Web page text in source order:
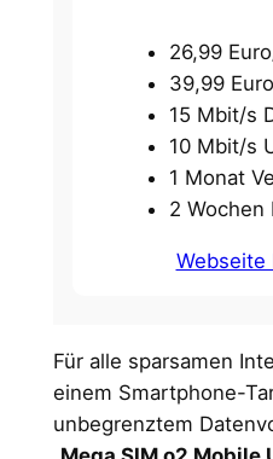
26,99
39,99
15 Mbit/s
10 Mbit/s
1 Monat
2 Wochen
Webseite
Für alle sparsamen
einem Smartphone-
unbegrenztem